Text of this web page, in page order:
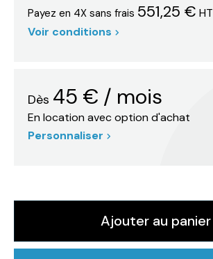
Payez en 4X sans frais 551,25 € HT
Voir conditions
Dès 45 € / mois
En location avec option d'achat
Personnaliser
Ajouter au panier